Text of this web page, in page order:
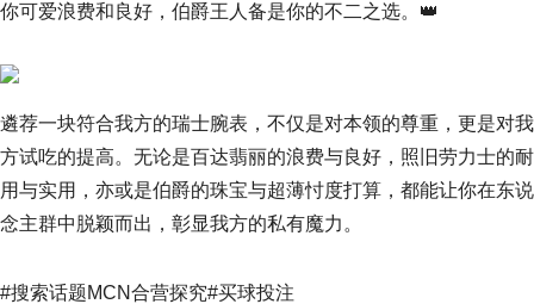
你可爱浪费和良好，伯爵王人备是你的不二之选。👑
遴荐一块符合我方的瑞士腕表，不仅是对本领的尊重，更是对我
方试吃的提高。无论是百达翡丽的浪费与良好，照旧劳力士的耐
用与实用，亦或是伯爵的珠宝与超薄忖度打算，都能让你在东说
念主群中脱颖而出，彰显我方的私有魔力。
#搜索话题MCN合营探究#买球投注